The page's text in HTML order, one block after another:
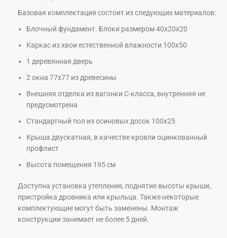
Базовая комплектация состоит из следующих материалов:
Блочный фундамент. Блоки размером 40х20х20
Каркас из хвои естественной влажности 100х50
1 деревянная дверь
2 окна 77х77 из древесины
Внешняя отделка из вагонки С-класса, внутренняя не
предусмотрена
Стандартный пол из осиновых досок 100х25
Крыша двускатная, в качестве кровли оцинкованный
профлист
Высота помещения 195 см
Доступна установка утепления, поднятие высоты крыши,
пристройка дровника или крыльца. Также некоторые
комплектующие могут быть заменены. Монтаж
конструкции занимает не более 5 дней.